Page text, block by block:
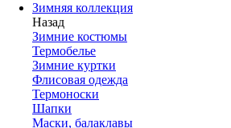
Зимняя коллекция
Назад
Зимние костюмы
Термобелье
Зимние куртки
Флисовая одежда
Термоноски
Шапки
Маски, балаклавы